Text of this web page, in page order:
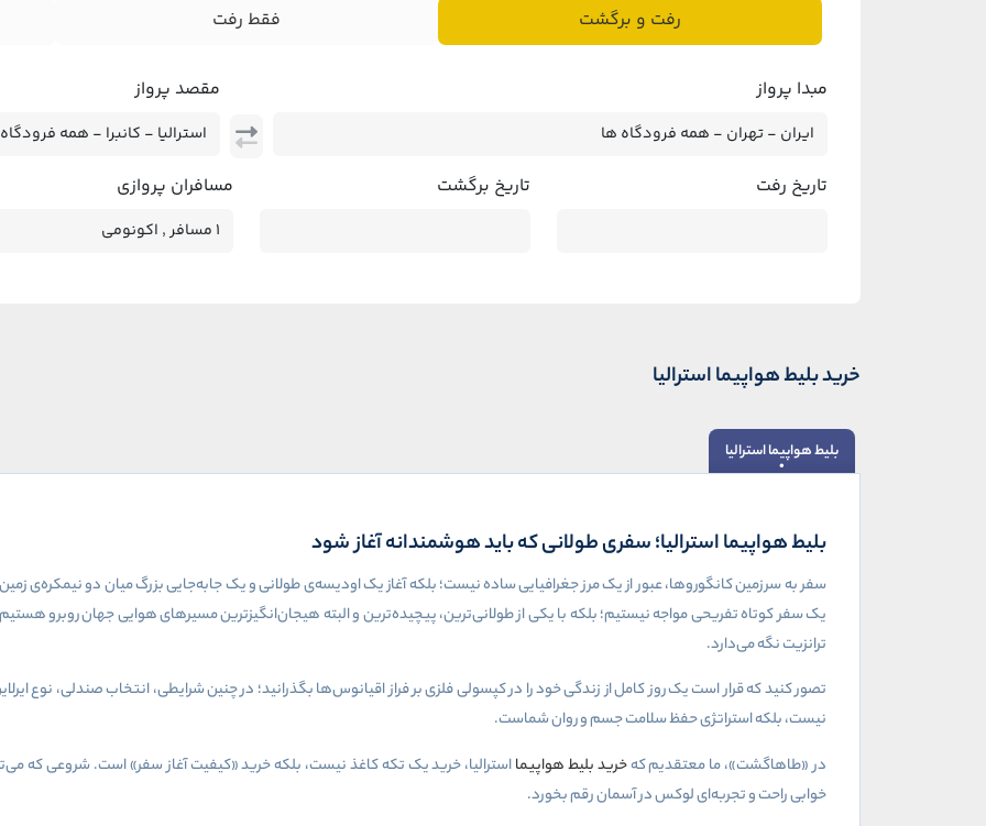
رفت و برگشت فقط رفت
مبدا پرواز مقصد پرواز
تاریخ رفت تاریخ برگشت مسافران پروازی
خرید بلیط هواپیما استرالیا
بلیط هواپیما استرالیا
بلیط هواپیما استرالیا؛ سفری طولانی که باید هوشمندانه آغاز شود
سفر به سرزمین کانگوروها، عبور از یک مرز جغرافیایی ساده نیست؛ بلکه آغاز یک اودیسه‌ی طولانی و یک جابه‌جایی بزرگ میان دو نیمکره‌ی زمین
یک سفر کوتاه تفریحی مواجه نیستیم؛ بلکه با یکی از طولانی‌ترین، پیچیده‌ترین و البته هیجان‌انگیزترین مسیرهای هوایی جهان روبرو
ترانزیت نگه می‌دارد.
تصور کنید که قرار است یک روز کامل از زندگی خود را در کپسولی فلزی بر فراز اقیانوس‌ها بگذرانید؛ در چنین شرایطی، انتخاب صندلی، نوع
نیست، بلکه استراتژی حفظ سلامت جسم و روان شماست.
در «طاهاگشت»، ما معتقدیم کهخرید بلیط هواپیمااسترالیا، خرید یک تکه کاغذ نیست، بلکه خرید «کیفیت آغاز سفر» است. شروعی که
خوابی راحت و تجربه‌ای لوکس در آسمان رقم بخورد.